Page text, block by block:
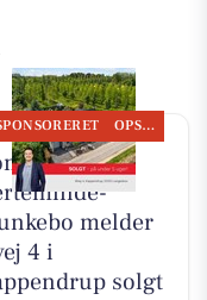
OPSLAGSTAVLEN
melder
4 i
solgt